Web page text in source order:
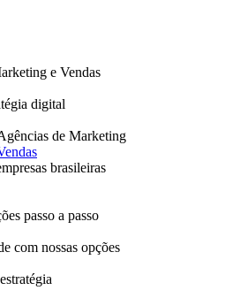
e Vendas
digital
de Marketing
brasileiras
passo a passo
com nossas opções